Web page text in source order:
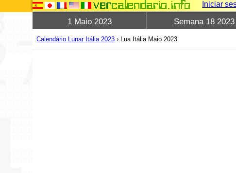
Iniciar
1 Maio 2023 Semana 18 2023
Calendário Lunar Itália 2023 › Lua Itália Maio 2023